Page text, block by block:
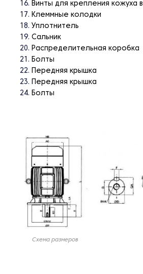
Винты для крепления кожуха
Клеммные колодки
Уплотнитель
Сальник
Распределительная коробка
Болты
Передняя крышка
Передняя крышка
Болты
Схема размеров